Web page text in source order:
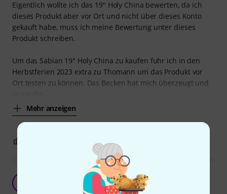
Eigentlich wollte ich das 19" Holy China bewerten, da ich
dieses Produkt aber vor Ort und nicht über dieses Konto
gekauft habe, muss ich meine Bewertung unter dieses
Produkt schreiben.
Um das Sabian 19" Holy China zu kaufen fuhr ich in den
Herbstferien 2023 extra zu Thomann um das Produkt vor
Ort testen zu können. Das Becken hat mich überzeugt und
Mehr anzeigen
Vielseitig und genial!!!
Mike der Drummer 08.05.2018